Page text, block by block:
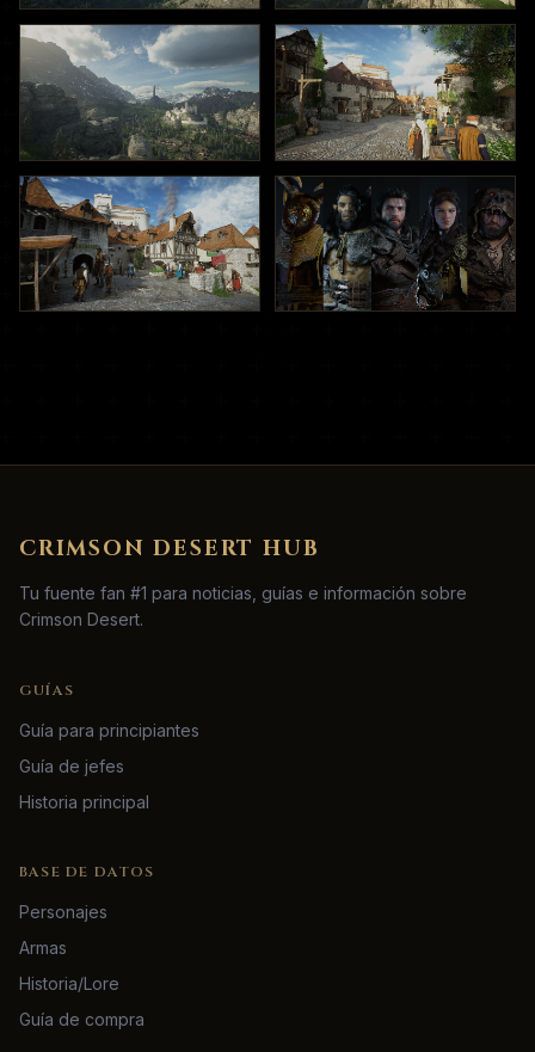
CRIMSON DESERT HUB
Tu fuente fan #1 para noticias, guías e información sobre
Crimson Desert.
GUÍAS
Guía para principiantes
Guía de jefes
Historia principal
BASE DE DATOS
Personajes
Armas
Historia/Lore
Guía de compra